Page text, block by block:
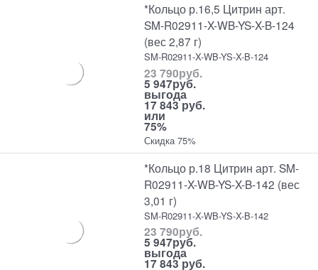
*Кольцо р.16,5 Цитрин арт.
SM-R02911-X-WB-YS-X-B-124
(вес 2,87 г)
SM-R02911-X-WB-YS-X-B-124
23 790руб.
5 947руб.
выгода
17 843 руб.
или
75%
Скидка 75%
*Кольцо р.18 Цитрин арт. SM-
R02911-X-WB-YS-X-B-142 (вес
3,01 г)
SM-R02911-X-WB-YS-X-B-142
23 790руб.
5 947руб.
выгода
17 843 руб.